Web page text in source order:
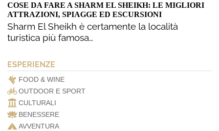
COSE DA FARE A SHARM EL SHEIKH: LE MIGLIORI
ATTRAZIONI, SPIAGGE ED ESCURSIONI
Sharm El Sheikh è certamente la località
turistica più famosa…
ESPERIENZE
FOOD & WINE
OUTDOOR E SPORT
CULTURALI
BENESSERE
AVVENTURA